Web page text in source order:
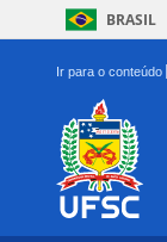
BRASIL
Ir para o conteúdo